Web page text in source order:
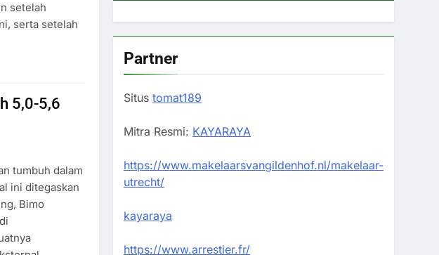
setelah
serta setelah
5,0-5,6
tumbuh dalam
ini ditegaskan
Bimo
Partner
Situs tomat189
Mitra Resmi: KAYARAYA
https://www.makelaarsvangildenhof.nl/makelaar-
utrecht/
kayaraya
https://www.arrestier.fr/